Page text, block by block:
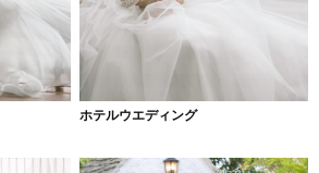
ホテルウエディング